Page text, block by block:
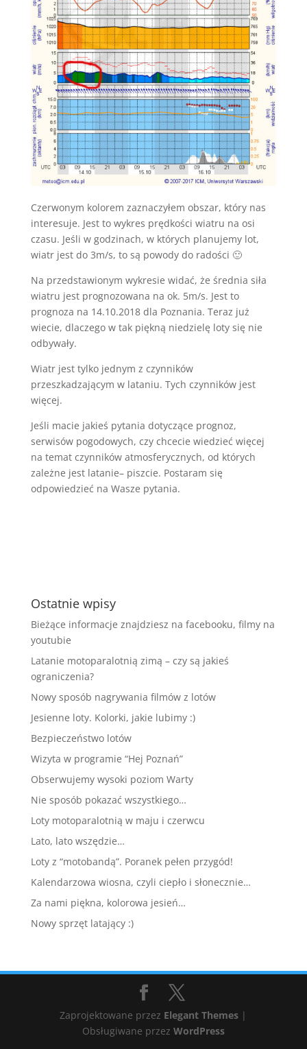
Czerwonym kolorem zaznaczyłem obszar, który nas
interesuje. Jest to wykres prędkości wiatru na osi
czasu. Jeśli w godzinach, w których planujemy lot,
wiatr jest do 3m/s, to są powody do radości 🙂
Na przedstawionym wykresie widać, że średnia siła
wiatru jest prognozowana na ok. 5m/s. Jest to
prognoza na 14.10.2018 dla Poznania. Teraz już
wiecie, dlaczego w tak piękną niedzielę loty się nie
odbywały.
Wiatr jest tylko jednym z czynników
przeszkadzającym w lataniu. Tych czynników jest
więcej.
Jeśli macie jakieś pytania dotyczące prognoz,
serwisów pogodowych, czy chcecie wiedzieć więcej
na temat czynników atmosferycznych, od których
zależne jest latanie– piszcie. Postaram się
odpowiedzieć na Wasze pytania.
Ostatnie wpisy
Bieżące informacje znajdziesz na facebooku, filmy na
youtubie
Latanie motoparalotnią zimą – czy są jakieś
ograniczenia?
Nowy sposób nagrywania filmów z lotów
Jesienne loty. Kolorki, jakie lubimy :)
Bezpieczeństwo lotów
Wizyta w programie “Hej Poznań”
Obserwujemy wysoki poziom Warty
Nie sposób pokazać wszystkiego…
Loty motoparalotnią w maju i czerwcu
Lato, lato wszędzie…
Loty z “motobandą”. Poranek pełen przygód!
Kalendarzowa wiosna, czyli ciepło i słonecznie…
Za nami piękna, kolorowa jesień…
Nowy sprzęt latający :)
Zaprojektowane przez Elegant Themes |
Obsługiwane przez WordPress